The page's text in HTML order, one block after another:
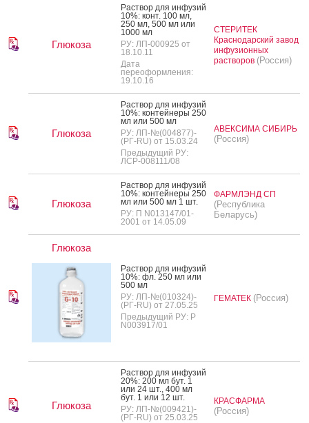
Глюкоза
Рас­твор для ин­фу­зий
10%: конт. 100 мл,
250 мл, 500 мл или
1000 мл
РУ: ЛП-000925 от
18.10.11
Дата
переоформления:
19.10.16
СТЕРИТЕК
Краснодарский завод
инфузионных
растворов (Россия)
Глюкоза
Рас­твор для ин­фу­зий
10%: кон­тей­не­ры 250
мл или 500 мл
РУ: ЛП-№(004877)-
(РГ-RU) от 15.03.24
Предыдущий РУ:
ЛСР-008111/08
АВЕКСИМА СИБИРЬ
(Россия)
Глюкоза
Рас­твор для ин­фу­зий
10%: кон­тей­не­ры 250
мл или 500 мл 1 шт.
РУ: П N013147/01-
2001 от 14.05.09
ФАРМЛЭНД СП
(Республика
Беларусь)
Глюкоза
Рас­твор для ин­фу­зий
10%: фл. 250 мл или
500 мл
РУ: ЛП-№(010324)-
(РГ-RU) от 27.05.25
Предыдущий РУ: Р
N003917/01
ГЕМАТЕК (Россия)
Глюкоза
Рас­твор для ин­фу­зий
20%: 200 мл бут. 1
или 24 шт., 400 мл
бут. 1 или 12 шт.
РУ: ЛП-№(009421)-
(РГ-RU) от 25.03.25
КРАСФАРМА
(Россия)